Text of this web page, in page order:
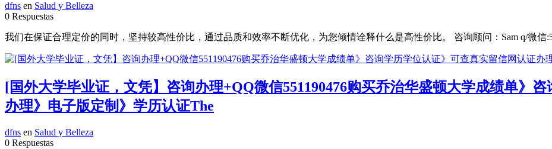
dfns en Salud y Belleza
0 Respuestas
我们在保证合理定价的同时，坚持较高性价比，通过品质和效率不断优化，为您倾情诠释什么是高性价比。 咨询顾问：Sam q/微信
[国外大学毕业证，文凭】咨询办理+QQ微信551190476购买乔治华盛顿大学成绩单》
办理》电子版定制》学历认证The
dfns en Salud y Belleza
0 Respuestas